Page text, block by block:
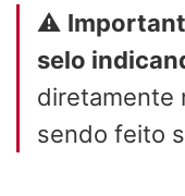
⚠️
selo
diretamente
sendo feito